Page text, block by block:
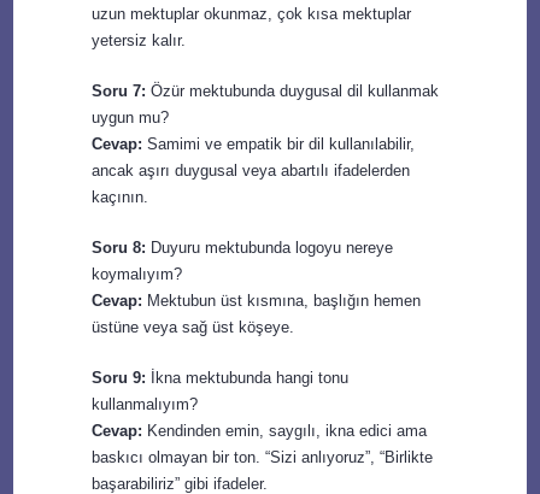
uzun mektuplar okunmaz, çok kısa mektuplar
yetersiz kalır.
Soru 7: Özür mektubunda duygusal dil kullanmak
uygun mu?
Cevap: Samimi ve empatik bir dil kullanılabilir,
ancak aşırı duygusal veya abartılı ifadelerden
kaçının.
Soru 8: Duyuru mektubunda logoyu nereye
koymalıyım?
Cevap: Mektubun üst kısmına, başlığın hemen
üstüne veya sağ üst köşeye.
Soru 9: İkna mektubunda hangi tonu
kullanmalıyım?
Cevap: Kendinden emin, saygılı, ikna edici ama
baskıcı olmayan bir ton. “Sizi anlıyoruz”, “Birlikte
başarabiliriz” gibi ifadeler.